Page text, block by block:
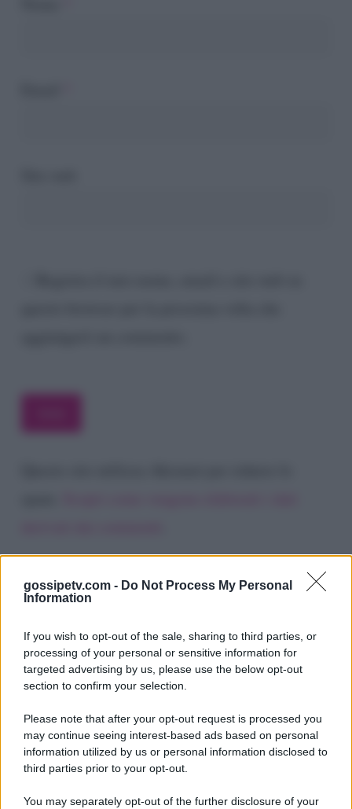
gossipetv.com - Do Not Process My Personal
Information
If you wish to opt-out of the sale, sharing to third parties, or
processing of your personal or sensitive information for
targeted advertising by us, please use the below opt-out
section to confirm your selection.
Please note that after your opt-out request is processed you
may continue seeing interest-based ads based on personal
information utilized by us or personal information disclosed to
third parties prior to your opt-out.
You may separately opt-out of the further disclosure of your
Gossip e TV è un sito di MASTE S.r.l.
viale Luigi Majno n. 21 - 20129 Milano (MI)
P.Iva 10909580960